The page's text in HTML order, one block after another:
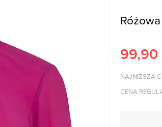
99,90
NAJNIŻSZA
CENA